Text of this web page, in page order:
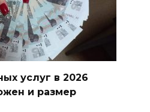
услуг в 2026
и размер